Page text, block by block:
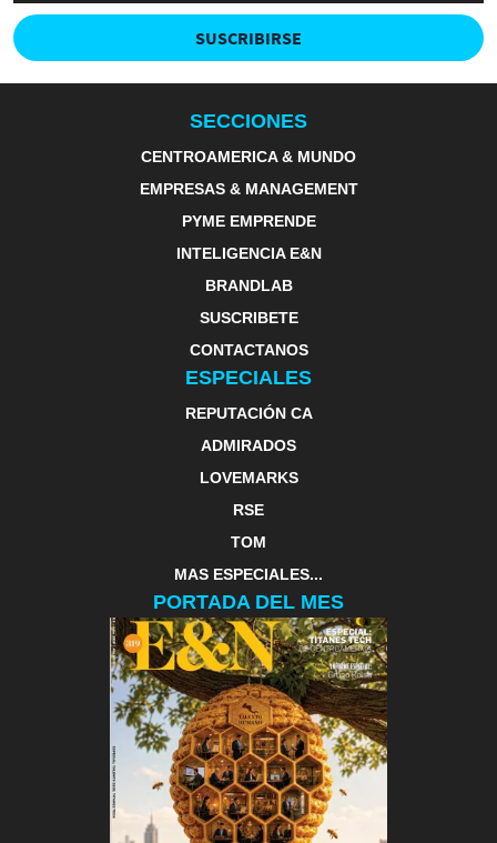
SUSCRIBIRSE
SECCIONES
CENTROAMERICA & MUNDO
EMPRESAS & MANAGEMENT
PYME EMPRENDE
INTELIGENCIA E&N
BRANDLAB
SUSCRIBETE
CONTACTANOS
ESPECIALES
REPUTACIÓN CA
ADMIRADOS
LOVEMARKS
RSE
TOM
MAS ESPECIALES...
PORTADA DEL MES